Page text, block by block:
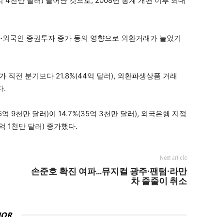
국인 증권투자 증가 등의 영향으로 외환거래가 늘었기
직전 분기보다 21.8%(44억 달러), 외환파생상품 거래
.
9천만 달러)이 14.7%(35억 3천만 달러), 외국은행 지점
1천만 달러) 증가했다.
Next article
손준호 확진 여파…뮤지컬 광주·팬텀·라만
차 줄줄이 취소